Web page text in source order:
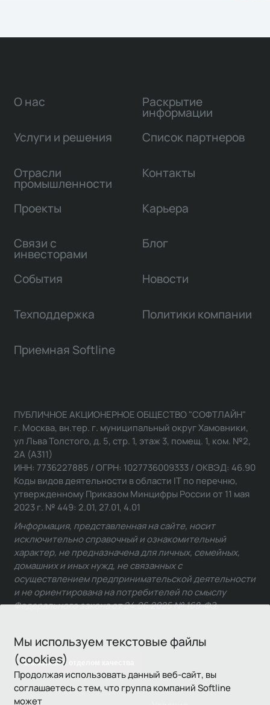
Мы используем текстовые файлы
(cookies)
Продолжая использовать данный веб-сайт, вы
соглашаетесь с тем, что группа компаний Softline
может
О нас
Услуги и решения
Отрасли
промышленности
Проекты
Связи с
инвесторами
Раскрытие
информации
Список партнеров
Контакты
Карьера
Блог
События Новости
Техподдержка Политики компании
Приемная Softline
Связаться с отделом качества
ПУБЛИЧНОЕ АКЦИОНЕРНОЕ ОБЩЕСТВО "СОФТЛАЙН"
г. Москва, вн.тер. г. муниципальный округ Хамовники,
ул Льва Толстого, д. 5, стр. 1, этаж 3, помещ. 1, ком. №2,
2А (А311)
ИНН: 7736227885 / ОГРН: 1027736009333 / ОКВЭД: 46.90
Коды видов деятельности в области IT по перечню,
утвержденному Приказом Минцифры России от 11 мая
2023 г. № 449: 2.01, 27.01, 4.01
Информация, представленная на сайте, носит
исключительно справочный и ознакомительный
характер, не предназначена для личных, семейных,
домашних и иных нужд, не связанных с
осуществлением предпринимательской деятельности
и не ориентирована на потребителей по смыслу
Федерального закона от 24.06.2025 № 168-ФЗ.